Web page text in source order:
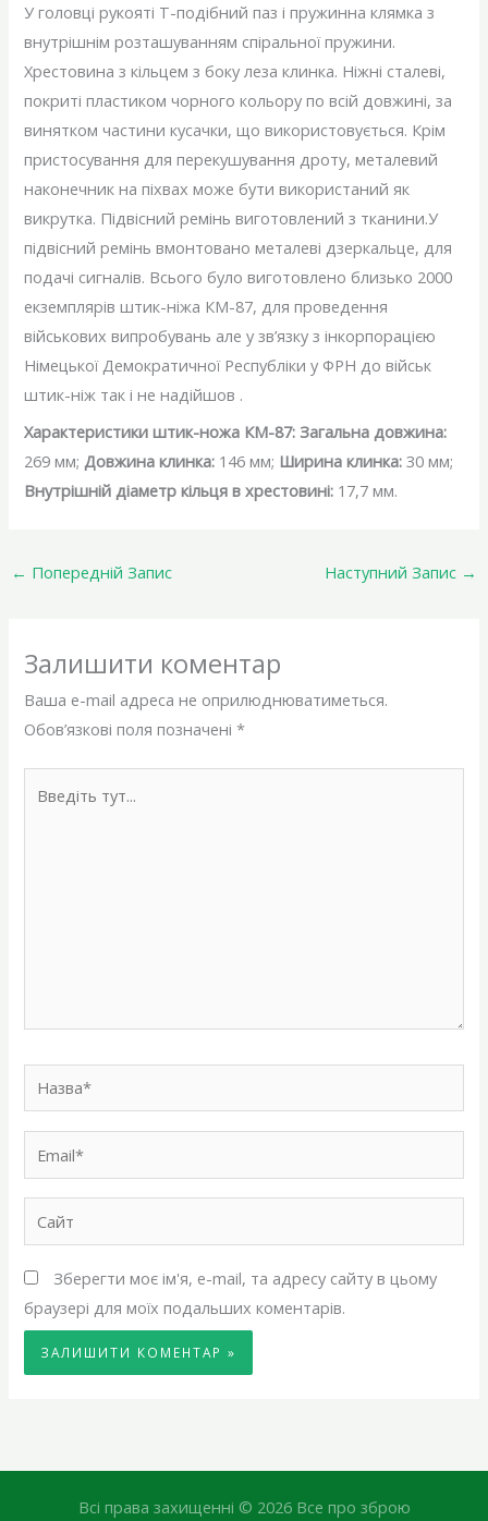
У головці рукояті Т-подібний паз і пружинна клямка з
внутрішнім розташуванням спіральної пружини.
Хрестовина з кільцем з боку леза клинка. Ніжні сталеві,
покриті пластиком чорного кольору по всій довжині, за
винятком частини кусачки, що використовується. Крім
пристосування для перекушування дроту, металевий
наконечник на піхвах може бути використаний як
викрутка. Підвісний ремінь виготовлений з тканини.У
підвісний ремінь вмонтовано металеві дзеркальце, для
подачі сигналів. Всього було виготовлено близько 2000
екземплярів штик-ніжа КМ-87, для проведення
військових випробувань але у зв’язку з інкорпорацією
Німецької Демократичної Республіки у ФРН до військ
штик-ніж так і не надійшов .
Характеристики штик-ножа КМ-87: Загальна довжина:
269 мм;Довжина клинка: 146 мм; Ширина клинка: 30 мм;
Внутрішній діаметр кільця в хрестовині: 17,7 мм.
← Попередній Запис Наступний Запис →
Залишити коментар
Ваша e-mail адреса не оприлюднюватиметься.
Обов’язкові поля позначені*
Зберегти моє ім'я, e-mail, та адресу сайту в цьому
браузері для моїх подальших коментарів.
Всі права захищенні © 2026 Все про зброю